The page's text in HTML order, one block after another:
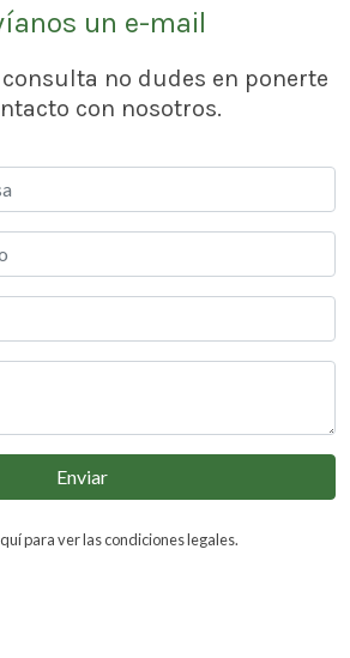
un e-mail
no dudes en ponerte
con nosotros.
Enviar
para ver las condiciones legales.